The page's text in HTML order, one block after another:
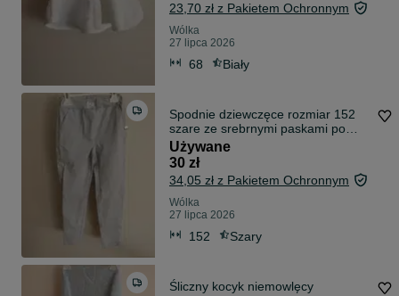
23,70 zł z Pakietem Ochronnym
Wólka
27 lipca 2026
68 Biały
Spodnie dziewczęce rozmiar 152
szare ze srebrnymi paskami po
bokach
Używane
30 zł
34,05 zł z Pakietem Ochronnym
Wólka
27 lipca 2026
152 Szary
Śliczny kocyk niemowlęcy